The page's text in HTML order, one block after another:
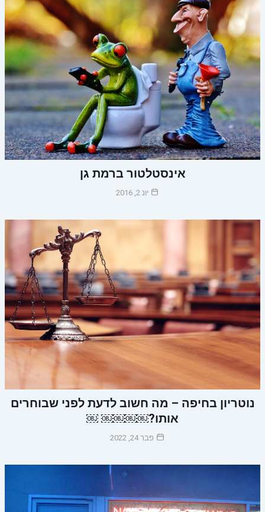
אינסטלטור ברמת גן
יונ 2, 2016
נוטריון בחיפה – מה חשוב לדעת לפני שבוחרים
אותו?￼￼￼￼ ￼
פבר 24, 2022